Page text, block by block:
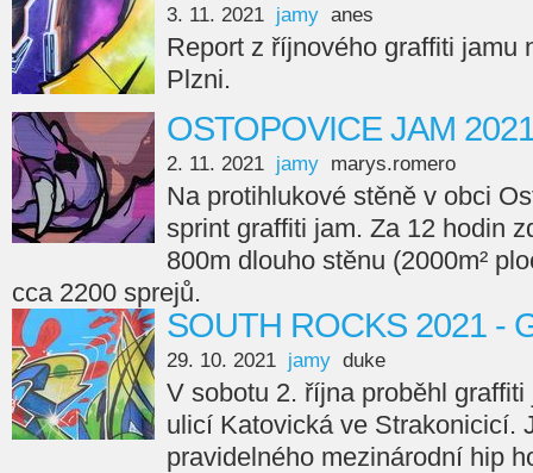
3. 11. 2021 jamy anes
Report z říjnového graffiti jamu
Plzni.
OSTOPOVICE JAM
2. 11. 2021 jamy marys.romero
Na protihlukové stěně v obci
sprint graffiti jam. Za 12 hodin
800m dlouho stěnu (2000m²
cca 2200 sprejů.
SOUTH ROCKS 2021 -
29. 10. 2021 jamy duke
V sobotu 2. října proběhl
ulicí Katovická ve Strakonicicí.
pravidelného mezinárodní hip